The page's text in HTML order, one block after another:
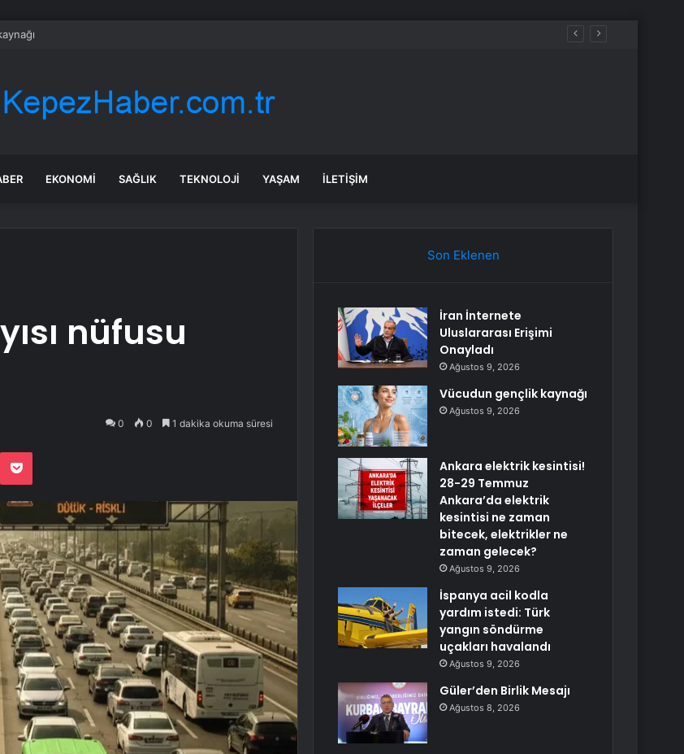
EKONOMI SAĞLIK TEKNOLOJI YAŞAM İLETIŞIM
nüfusu
0 0 1 dakika okuma süresi
Pocket
Son Eklenen
İran İnternete
Uluslararası Erişimi
Onayladı
Ağustos 9, 2026
Vücudun gençlik kaynağı
Ağustos 9, 2026
Ankara elektrik kesintisi!
28-29 Temmuz
Ankara’da elektrik
kesintisi ne zaman
bitecek, elektrikler ne
zaman gelecek?
Ağustos 9, 2026
İspanya acil kodla
yardım istedi: Türk
yangın söndürme
uçakları havalandı
Ağustos 9, 2026
Güler’den Birlik Mesajı
Ağustos 8, 2026